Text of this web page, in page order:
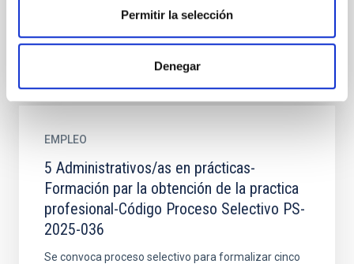
Permitir la selección
Denegar
EMPLEO
5 Administrativos/as en prácticas-
Formación par la obtención de la practica
profesional-Código Proceso Selectivo PS-
2025-036
Se convoca proceso selectivo para formalizar cinco